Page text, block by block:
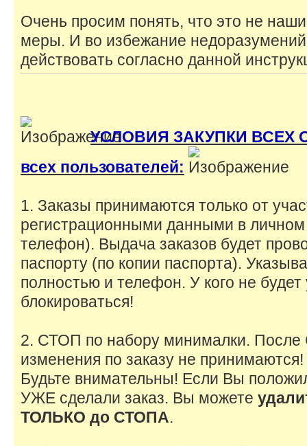
Очень просим понять, что это не
меры. И во избежание
действовать согласно данной
УСЛОВИЯ ЗАКУПКИ ВСЕХ
всех пользователей:
1. Заказы принимаются только от
регистрационными данными в
телефон). Выдача заказов будет
паспорту (по копии паспорта).
полностью и телефон. У кого не
блокироваться!
2. СТОП по набору минималки.
изменения по заказу не принимаются!
Будьте внимательны! Если Вы
УЖЕ сделали заказ. Вы можете
ТОЛЬКО до СТОПА.